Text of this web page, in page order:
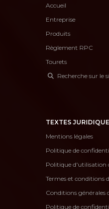
Accueil
Entreprise
Produits
Règlement RPC
Tourets
Recherche sur le
TEXTES
Mentions légales
Politique de
Politique d'utilisation
Termes et conditions
Conditions générales
Politique de